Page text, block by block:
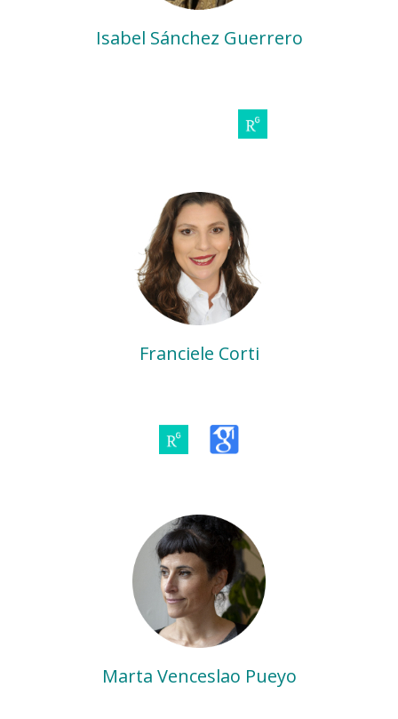
Isabel Sánchez Guerrero
Franciele Corti
Marta Venceslao Pueyo